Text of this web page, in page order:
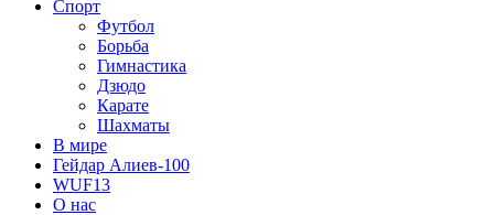
Спорт
Футбол
Борьба
Гимнастика
Дзюдо
Карате
Шахматы
В мире
Гейдар Алиев-100
WUF13
О нас